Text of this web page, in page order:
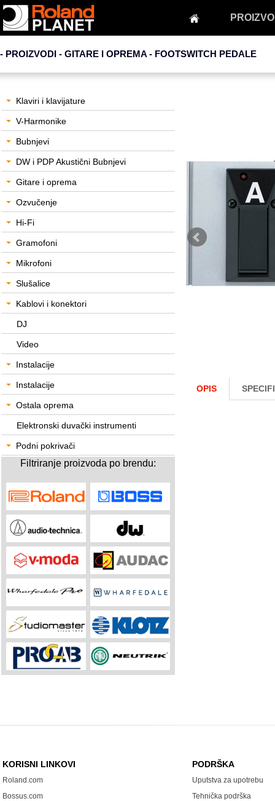
- PROIZVODI - GITARE I OPREMA - FOOTSWITCH PEDALE
Klaviri i klavijature
V-Harmonike
Bubnjevi
DW i PDP Akustični Bubnjevi
Gitare i oprema
Ozvučenje
Hi-Fi
Gramofoni
Mikrofoni
Slušalice
Kablovi i konektori
DJ
Video
Instalacije
Instalacije
Ostala oprema
Elektronski duvački instrumenti
Podni pokrivači
Filtriranje proizvoda po brendu:
OPIS
KORISNI LINKOVI
Roland.com
Bossus.com
PODRŠKA
Uputstva za upotrebu
Tehnička podrška